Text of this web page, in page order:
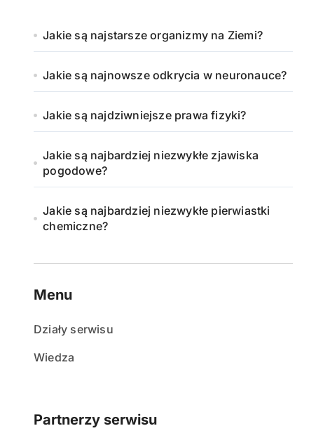
Jakie są najstarsze organizmy na Ziemi?
Jakie są najnowsze odkrycia w neuronauce?
Jakie są najdziwniejsze prawa fizyki?
Jakie są najbardziej niezwykłe zjawiska
pogodowe?
Jakie są najbardziej niezwykłe pierwiastki
chemiczne?
Menu
Działy serwisu
Wiedza
Partnerzy serwisu